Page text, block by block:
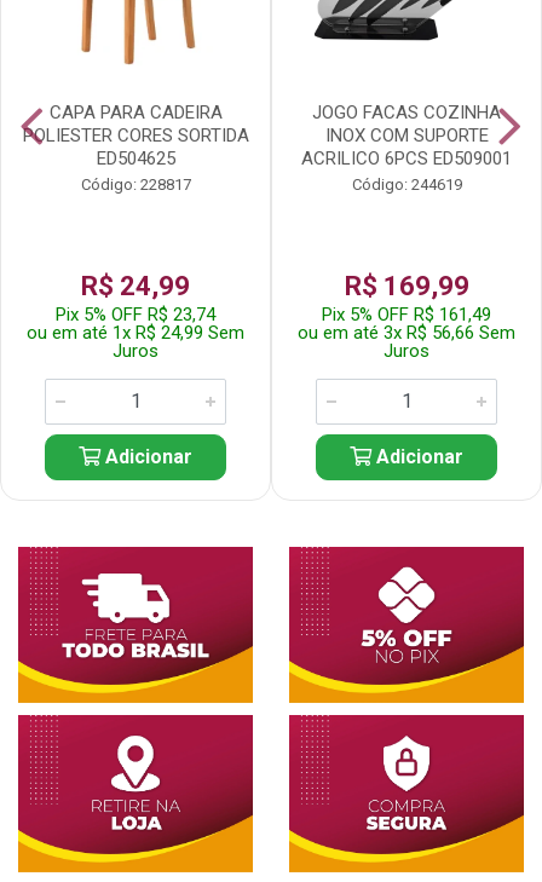
CAPA PARA CADEIRA
POLIESTER CORES SORTIDA
ED504625
Código: 228817
R$ 24,99
Pix 5% OFF R$ 23,74
ou em até 1x R$ 24,99 Sem
Juros
Adicionar
JOGO FACAS COZINHA
INOX COM SUPORTE
ACRILICO 6PCS ED509001
Código: 244619
R$ 169,99
Pix 5% OFF R$ 161,49
ou em até 3x R$ 56,66 Sem
Juros
Adicionar